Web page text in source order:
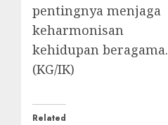
pentingnya menjaga
keharmonisan
kehidupan beragama.
(KG/IK)
Related